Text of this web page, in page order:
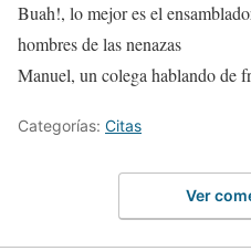
Buah!, lo mejor es el
hombres de las nenazas
Manuel, un colega hablando de
Categorías: Citas
Ver